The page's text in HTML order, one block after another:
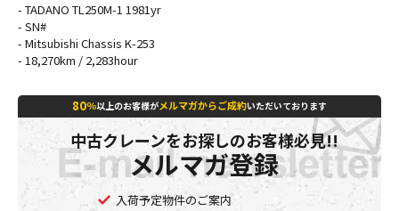
- TADANO TL250M-1 1981yr
- SN#
- Mitsubishi Chassis K-253
- 18,270km / 2,283hour
80％以上のお客様がメルマガからご成約いただいております
中古クレーンをお探しのお客様必見!!
メルマガ登録
入荷予定物件のご案内